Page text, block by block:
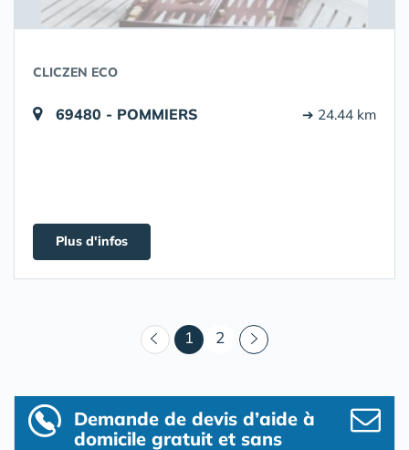
CLICZEN ECO
69480 - POMMIERS ➔ 24.44 km
Plus d'infos
1 (courant)
2
Demande de devis d’aide à
domicile gratuit et sans